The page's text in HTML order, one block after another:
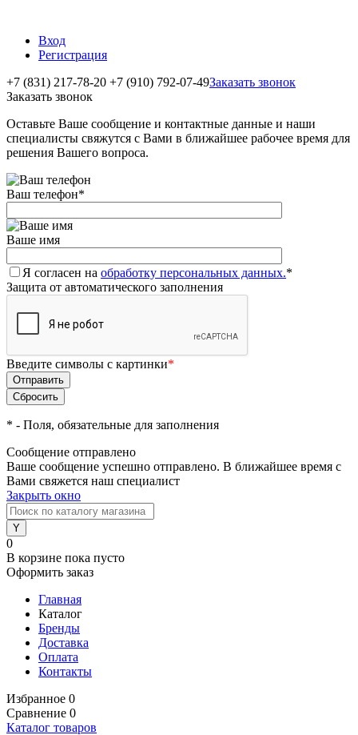
Вход
Регистрация
+7 (831) 217-78-20 +7 (910) 792-07-49Заказать звонок
Заказать звонок
Оставьте Ваше сообщение и контактные данные и наши
специалисты свяжутся с Вами в ближайшее рабочее время для
решения Вашего вопроса.
Ваш телефон*
Ваше имя
Я согласен на обработку персональных данных.*
Защита от автоматического заполнения
Введите символы с картинки*
* - Поля, обязательные для заполнения
Сообщение отправлено
Ваше сообщение успешно отправлено. В ближайшее время с
Вами свяжется наш специалист
Закрыть окно
0
В корзине пока пусто
Оформить заказ
Главная
Каталог
Бренды
Доставка
Оплата
Контакты
Избранное 0
Сравнение 0
Каталог товаров